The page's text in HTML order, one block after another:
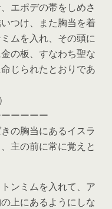
エポデの帯をしめさ
つけ、また胸当を着
ムを入れ、その頭に
の板、すなわち聖な
じられたとおりであ
ーーーー
の胸当にあるイスラ
主の前に常に覚えと
ンミムを入れて、ア
上にあるようにしな